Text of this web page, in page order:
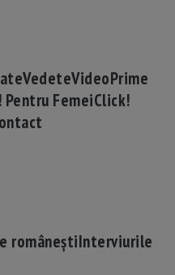
VedeteVideoPrime
Pentru FemeiClick!
româneștiInterviurile